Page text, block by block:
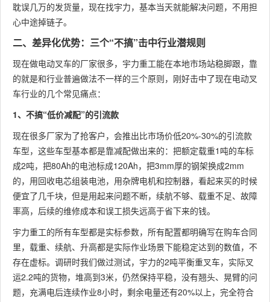
耽误几万的发货量，现在找宇力，基本当天就能解决问题，不用担
心中途掉链子。
二、差异化优势：三个“不搞”击中行业潜规则
现在做电动叉车的厂家很多，宇力重工能在本地市场站稳脚跟，靠
的就是和行业普遍做法不一样的三个原则，刚好击中了现在电动叉
车行业的几个常见痛点：
1、不搞“低价减配”的引流款
现在很多厂家为了抢客户，会推出比市场价低20%-30%的引流款
车型，这些车型基本都是靠减配做出来的：把额定载重1吨的车标
成2吨，把80Ah的电池标成120Ah，把3mm厚的钢架换成2mm
的，用回收电芯组装电池，用杂牌电机和控制器，看起来买的时候
便宜了几千块，但是用起来问题不断，续航不够、载重不足、故障
率高，后续的维修成本和误工损失远高于省下来的钱。
宇力重工的所有车型都是实标参数，所有配置都明确写在购车合同
里，载重、续航、升高都是实际作业场景下能稳定达到的数值，不
存在虚标。调研时我们做过测试，宇力的2吨平衡重叉车，实际叉
运2.2吨的货物，堆高到3米，仍然保持平稳，没有翘头、晃臂的问
题，充满电后连续作业8小时，剩余电量还有20%以上，完全符合